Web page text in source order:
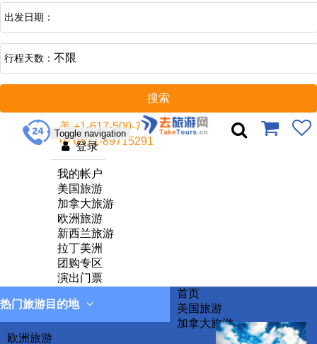
出发日期：
行程天数： 不限
美 +1-617-500-7002
中 0571-89715291
Toggle navigation
登录
我的帐户
美国旅游
加拿大旅游
欧洲旅游
新西兰旅游
拉丁美洲
团购专区
演出门票
热门旅游目的地
首页
美国旅游
加拿大旅游
欧洲旅游